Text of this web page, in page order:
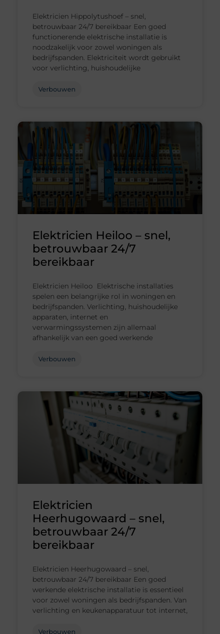
Elektricien Hippolytushoef – snel,
betrouwbaar 24/7 bereikbaar Een goed
functionerende elektrische installatie is
noodzakelijk voor zowel woningen als
bedrijfspanden. Elektriciteit wordt gebruikt
voor verlichting, huishoudelijke
Verbouwen
Elektricien Heiloo – snel,
betrouwbaar 24/7
bereikbaar
Elektricien Heiloo Elektrische installaties
spelen een belangrijke rol in woningen en
bedrijfspanden. Verlichting, huishoudelijke
apparaten, internet en
verwarmingssystemen zijn allemaal
afhankelijk van een goed werkende
Verbouwen
Elektricien
Heerhugowaard – snel,
betrouwbaar 24/7
bereikbaar
Elektricien Heerhugowaard – snel,
betrouwbaar 24/7 bereikbaar Een goed
werkende elektrische installatie is essentieel
voor zowel woningen als bedrijfspanden. Van
verlichting en keukenapparatuur tot internet,
Verbouwen